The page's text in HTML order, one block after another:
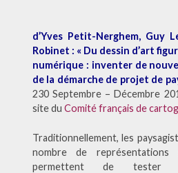
d’Yves Petit-Nerghem, Guy
Robinet : « Du dessin d’art
numérique : inventer de
de la démarche de projet de
230 Septembre – Décembre
site du Comité français de
Traditionnellement, les
nombre de représentations
permettent de tester